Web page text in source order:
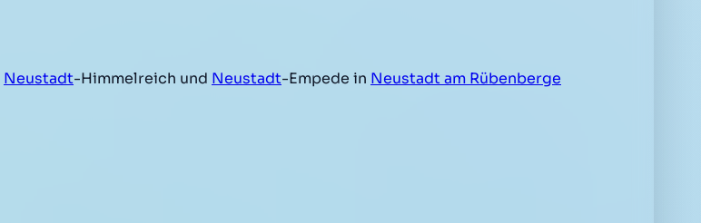
Neustadt-Himmelreich und Neustadt-Empede in Neustadt am Rübenberge